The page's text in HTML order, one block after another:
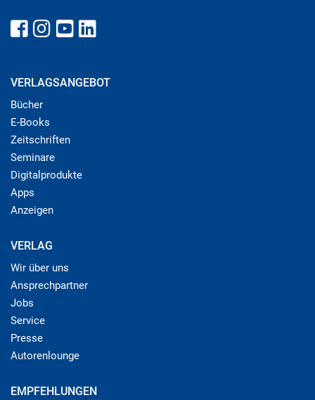
VERLAGSANGEBOT
Bücher
E-Books
Zeitschriften
Seminare
Digitalprodukte
Apps
Anzeigen
VERLAG
Wir über uns
Ansprechpartner
Jobs
Service
Presse
Autorenlounge
EMPFEHLUNGEN